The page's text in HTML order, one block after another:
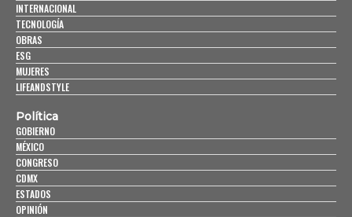
INTERNACIONAL
TECNOLOGÍA
OBRAS
ESG
MUJERES
LIFEANDSTYLE
Política
GOBIERNO
MÉXICO
CONGRESO
CDMX
ESTADOS
OPINIÓN